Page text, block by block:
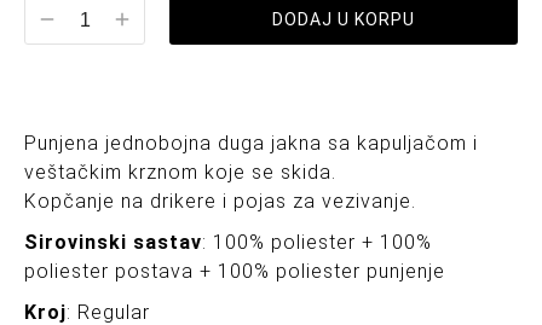
DODAJ U KORPU
Punjena jednobojna duga jakna sa kapuljačom i
veštačkim krznom koje se skida.
Kopčanje na drikere i pojas za vezivanje.
Sirovinski sastav: 100% poliester + 100%
poliester postava + 100% poliester punjenje
Kroj: Regular